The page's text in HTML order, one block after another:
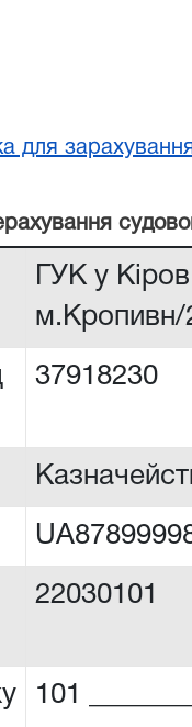
для
ГУК у
м.Кропивн/
37918230
22030101
101